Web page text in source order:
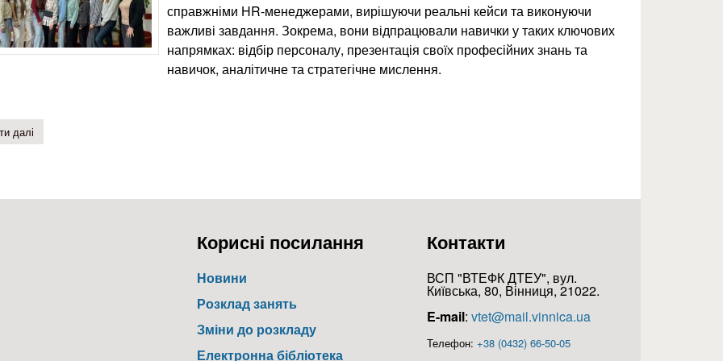
справжніми HR-менеджерами, вирішуючи реальні кейси та виконуючи
важливі завдання. Зокрема, вони відпрацювали навички у таких ключових
напрямках: відбір персоналу, презентація своїх професійних знань та
навичок, аналітичне та стратегічне мислення.
далі
Корисні посилання
Новини
Розклад занять
Зміни до розкладу
Електронна бібліотека
Контакти
ВСП "ВТЕФК ДТЕУ", вул.
Київська, 80, Вінниця, 21022.
E-mail: vtet@mail.vinnica.ua
Телефон: +38 (0432) 66-50-05